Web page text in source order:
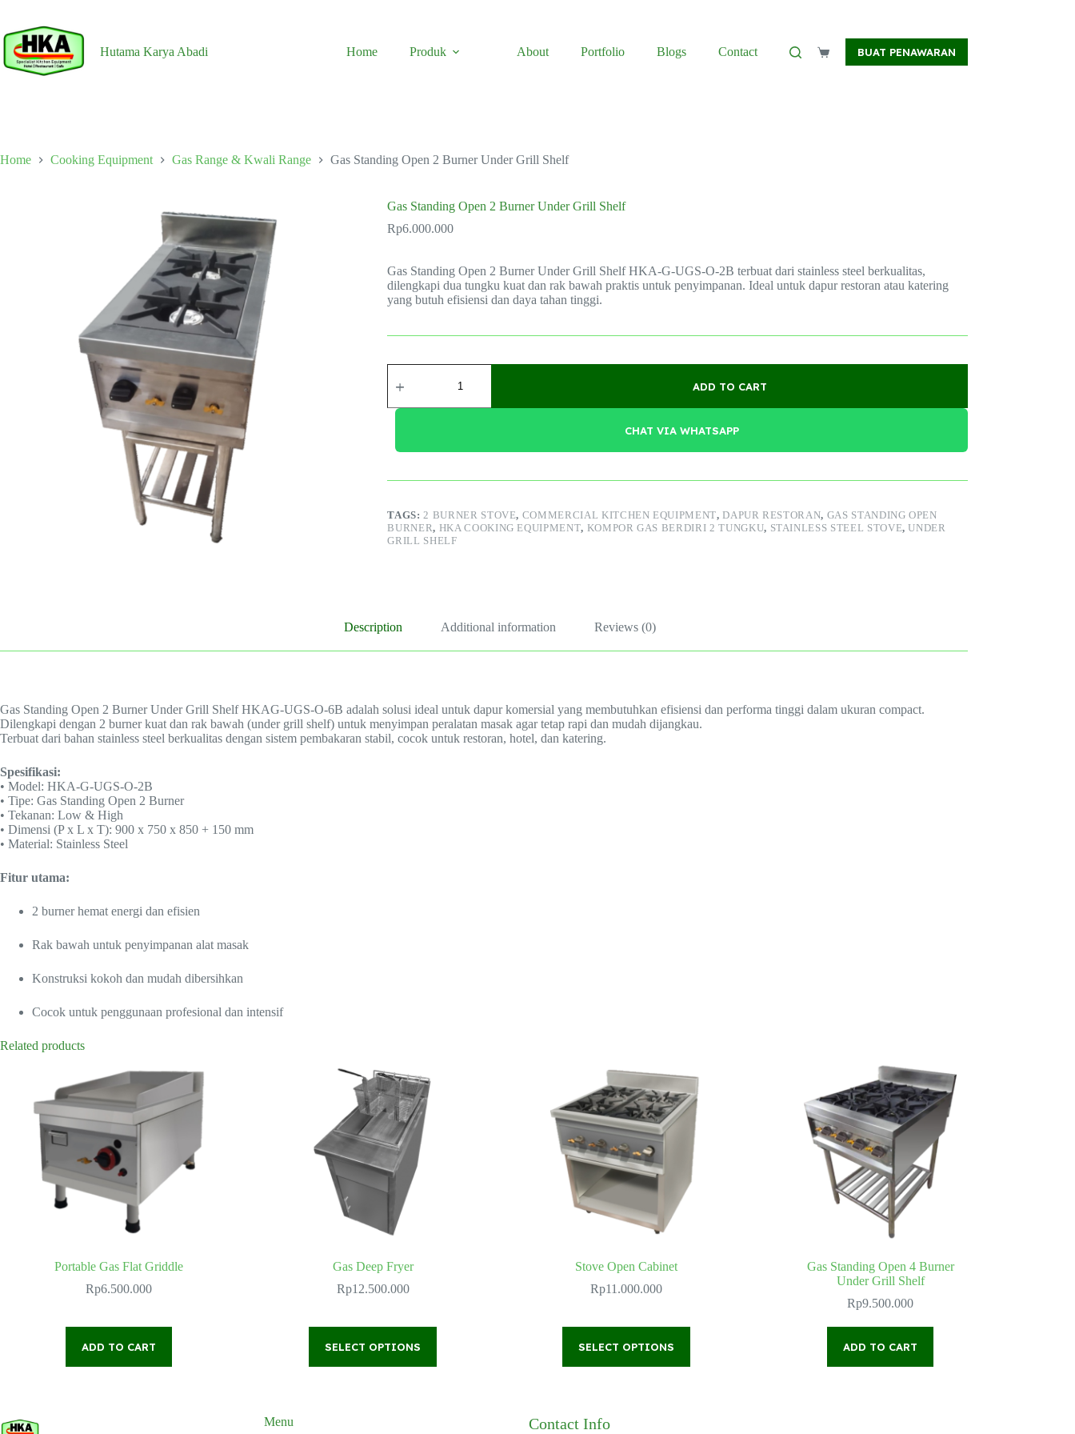
content
Hutama Karya Abadi
Home Produk About Portfolio Blogs Contact
ShoppingBUAT PENAWARAN
Home Cooking Equipment Gas Range & Kwali Range Gas Standing Open 2 Burner Under Grill Shelf
Gas Standing Open 2 Burner Under Grill Shelf
Rp6.000.000
Gas Standing Open 2 Burner Under Grill Shelf HKA-G-UGS-O-2B terbuat dari stainless steel berkualitas,
dilengkapi dua tungku kuat dan rak bawah praktis untuk penyimpanan. Ideal untuk dapur restoran atau katering
yang butuh efisiensi dan daya tahan tinggi.
Standing
2
Grill
quantity
ADD TO CART
CHAT VIA WHATSAPP
TAGS:2 BURNER STOVE, COMMERCIAL KITCHEN EQUIPMENT,DAPUR RESTORAN, GAS STANDING OPEN
BURNER, HKA COOKING EQUIPMENT, KOMPOR GAS BERDIRI 2 TUNGKU, STAINLESS STEEL STOVE,UNDER
GRILL SHELF
Description Additional information Reviews (0)
Gas Standing Open 2 Burner Under Grill ShelfHKAG-UGS-O-6B adalah solusi ideal untuk dapur komersial yang membutuhkan efisiensi dan performa tinggi dalam ukuran compact.
Dilengkapi dengan 2 burner kuat dan rak bawah (under grill shelf) untuk menyimpan peralatan masak agar tetap rapi dan mudah dijangkau.
Terbuat dari bahan stainless steel berkualitas dengan sistem pembakaran stabil, cocok untuk restoran, hotel, dan katering.
Spesifikasi:
• Model: HKA-G-UGS-O-2B
• Tipe: Gas Standing Open 2 Burner
• Tekanan: Low & High
• Dimensi (P x L x T): 900 x 750 x 850 + 150 mm
• Material: Stainless Steel
Fitur utama:
2 burner hemat energi dan efisien
Rak bawah untuk penyimpanan alat masak
Konstruksi kokoh dan mudah dibersihkan
Cocok untuk penggunaan profesional dan intensif
Related products
Portable Gas Flat Griddle
Rp6.500.000
ADD TO CART
Gas Deep Fryer
Rp12.500.000
SELECT OPTIONS
product
Stove Open Cabinet
Rp11.000.000
SELECT OPTIONS
product
Gas Standing Open 4 Burner
Under Grill Shelf
Rp9.500.000
ADD TO CART
Menu Contact Info